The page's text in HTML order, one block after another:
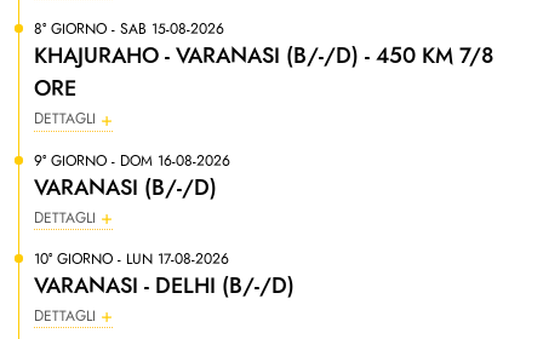
8° GIORNO - SAB 15-08-2026
KHAJURAHO - VARANASI (B/-/D) - 450 KM 7/8
ORE
DETTAGLI
9° GIORNO - DOM 16-08-2026
VARANASI (B/-/D)
DETTAGLI
10° GIORNO - LUN 17-08-2026
VARANASI - DELHI (B/-/D)
DETTAGLI